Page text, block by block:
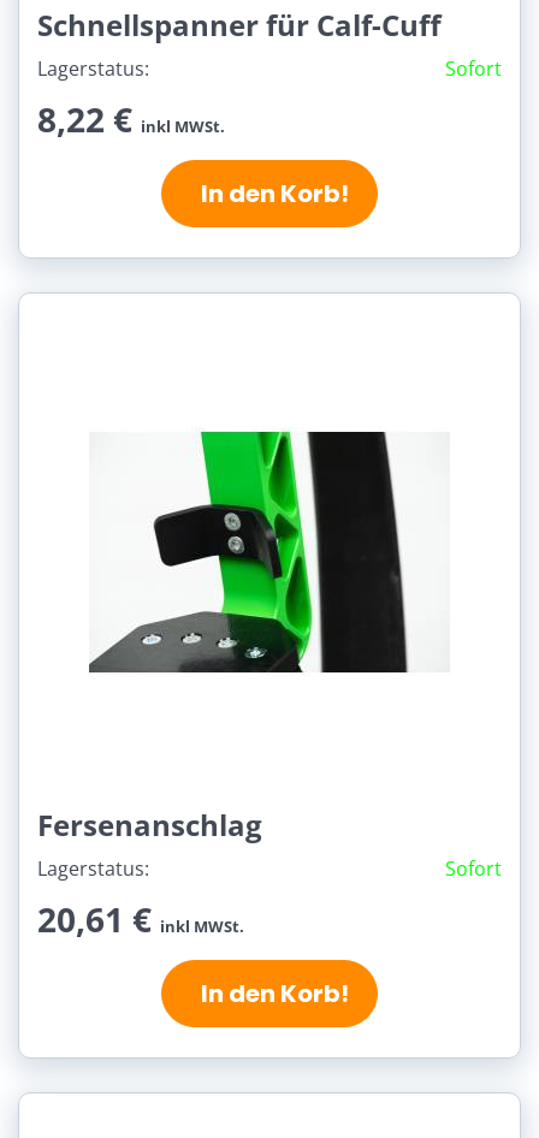
Schnellspanner für Calf-Cuff
Lagerstatus: Sofort
8,22 € inkl MWSt.
In den Korb!
Fersenanschlag
Lagerstatus: Sofort
20,61 € inkl MWSt.
In den Korb!